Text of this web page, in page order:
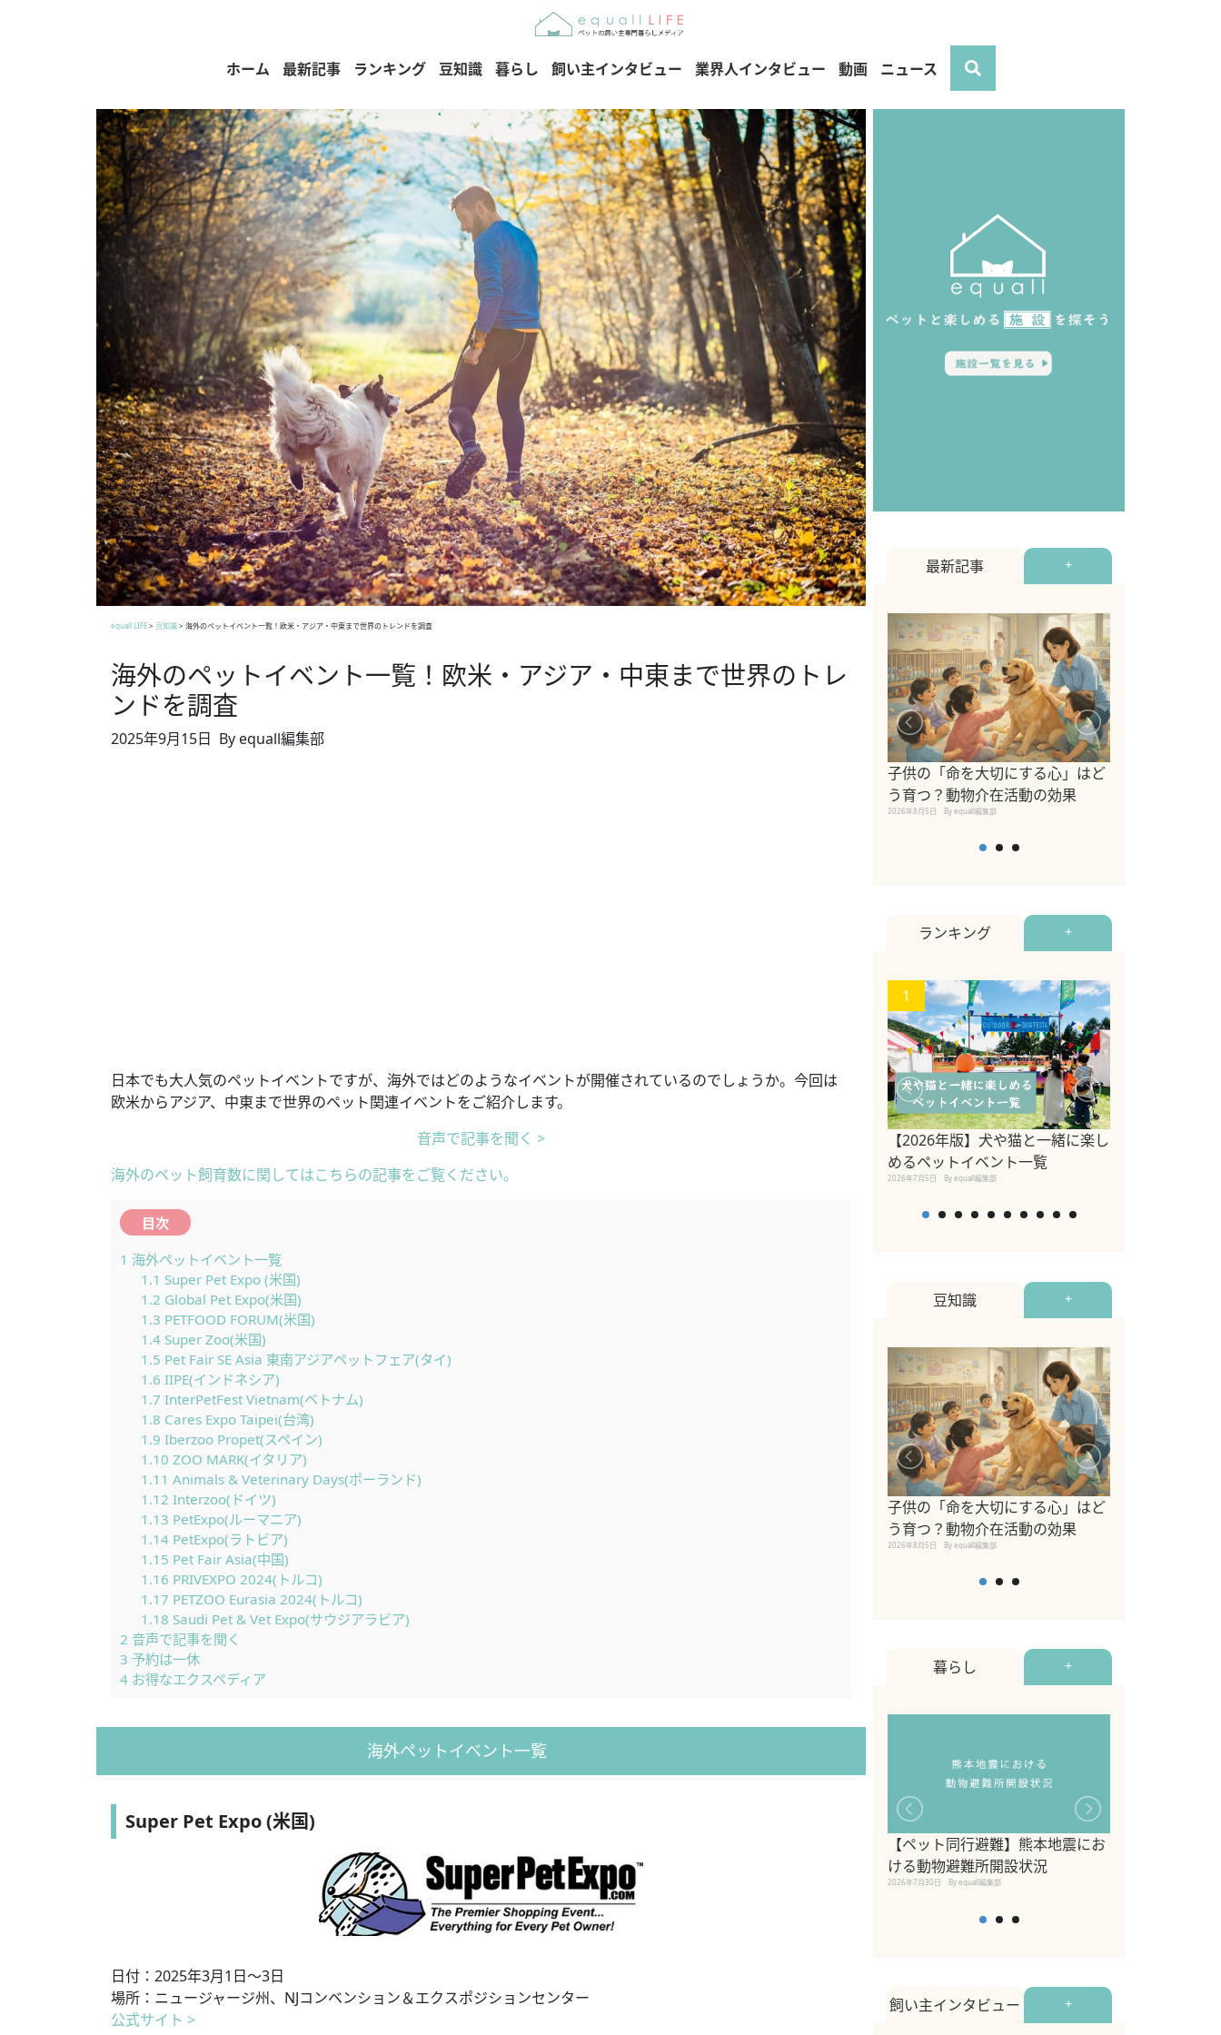
ホーム 最新記事 ランキング 豆知識 暮らし 飼い主インタビュー 業界人インタビュー 動画 ニュース
equall LIFE> 豆知識> 海外のペットイベント一覧！欧米・アジア・中東まで世界のトレンドを調査
海外のペットイベント一覧！欧米・アジア・中東まで世界のトレ
ンドを調査
2025年9月15日 By equall編集部
日本でも大人気のペットイベントですが、海外ではどのようなイベントが開催されているのでしょうか。今回は
欧米からアジア、中東まで世界のペット関連イベントをご紹介します。
音声で記事を聞く >
海外のペット飼育数に関してはこちらの記事をご覧ください。
目次
1 海外ペットイベント一覧
1.1 Super Pet Expo (米国)
1.2 Global Pet Expo(米国)
1.3 PETFOOD FORUM(米国)
1.4Super Zoo(米国)
1.5 Pet Fair SE Asia 東南アジアペットフェア(タイ)
1.6 IIPE(インドネシア)
1.7 InterPetFest Vietnam(ベトナム)
1.8 Cares Expo Taipei(台湾)
1.9 Iberzoo Propet(スペイン)
1.10 ZOO MARK(イタリア)
1.11 Animals & Veterinary Days(ポーランド)
1.12 Interzoo(ドイツ)
1.13 PetExpo(ルーマニア)
1.14PetExpo(ラトビア)
1.15 Pet Fair Asia(中国)
1.16 PRIVEXPO 2024(トルコ)
1.17 PETZOO Eurasia 2024(トルコ)
1.18 Saudi Pet & Vet Expo(サウジアラビア)
2 音声で記事を聞く
3 予約は一休
4 お得なエクスペディア
海外ペットイベント一覧
Super Pet Expo (米国)
日付：2025年3月1日〜3日
場所：ニュージャージ州、NJコンベンション＆エクスポジションセンター
公式サイト >
最新記事 +
子供の「命を大切にする心」はど
う育つ？動物介在活動の効果
2026年8月5日 By equall編集部
ランキング +
1
【2026年版】犬や猫と一緒に楽し
めるペットイベント一覧
2026年7月5日 By equall編集部
豆知識 +
子供の「命を大切にする心」はど
う育つ？動物介在活動の効果
2026年8月5日 By equall編集部
暮らし +
【ペット同行避難】熊本地震にお
ける動物避難所開設状況
2026年7月30日 By equall編集部
飼い主インタビュー +